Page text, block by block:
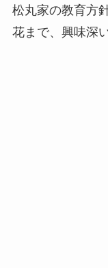
松丸家の教育方
花まで、興味深